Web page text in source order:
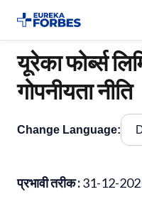
यूरेका फोर्ब्स
गोपनीयता नीति
Change Language:
प्रभावी तरीक :31-12-